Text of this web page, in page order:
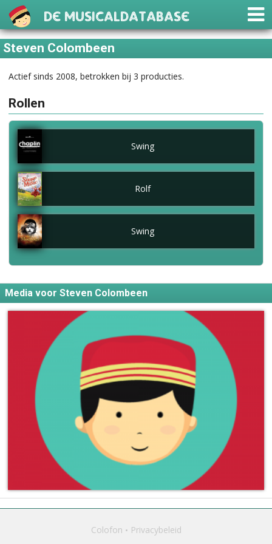
De Musicaldatabase
Steven Colombeen
Actief sinds 2008, betrokken bij 3 producties.
Rollen
Swing
Rolf
Swing
Media voor Steven Colombeen
Colofon Privacybeleid